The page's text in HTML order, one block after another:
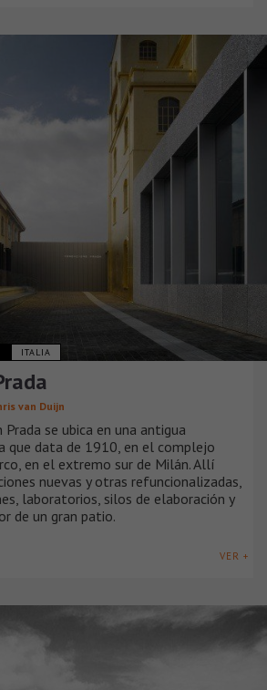
ITALIA
van Duijn
Prada se ubica en una antigua
que data de 1910, en el complejo
en el extremo sur de Milán. Allí
nuevas y otras refuncionalizadas,
laboratorios, silos de elaboración y
de un gran patio.
VER +